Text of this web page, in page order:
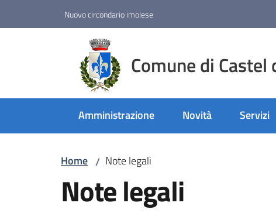
Nuovo circondario imolese
Comune di Castel
Amministrazione Novità Servizi
Home / Note legali
Note legali